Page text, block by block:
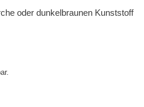
oder dunkelbraunen Kunststoff